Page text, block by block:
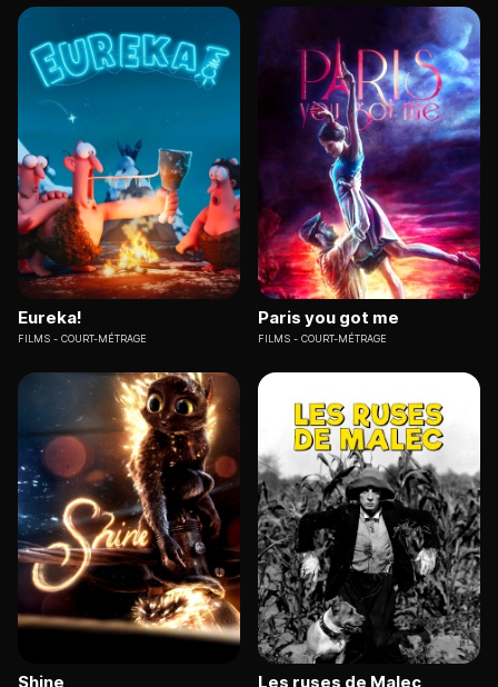
Eureka!
FILMS COURT-MÉTRAGE
Paris you got me
FILMS COURT-MÉTRAGE
Shine Les ruses de Malec